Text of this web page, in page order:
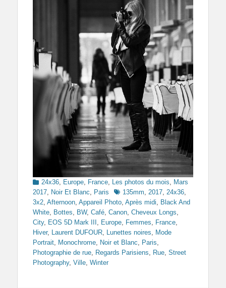
Categories
24x36 Europe France Les photos du mois
Mars
2017 Noir Et Blanc Paris Tags135mm 2017 24x36
3x2 Afternoon Appareil Photo Après midi
Black And
White Bottes BW, Café Canon Cheveux Longs
City, EOS 5D Mark III Europe Femmes France
Hiver, Laurent DUFOUR Lunettes noires
Mode
Portrait Monochrome Noir et Blanc Paris
Photographie de rue Regards Parisiens Rue Street
Photography, Ville Winter